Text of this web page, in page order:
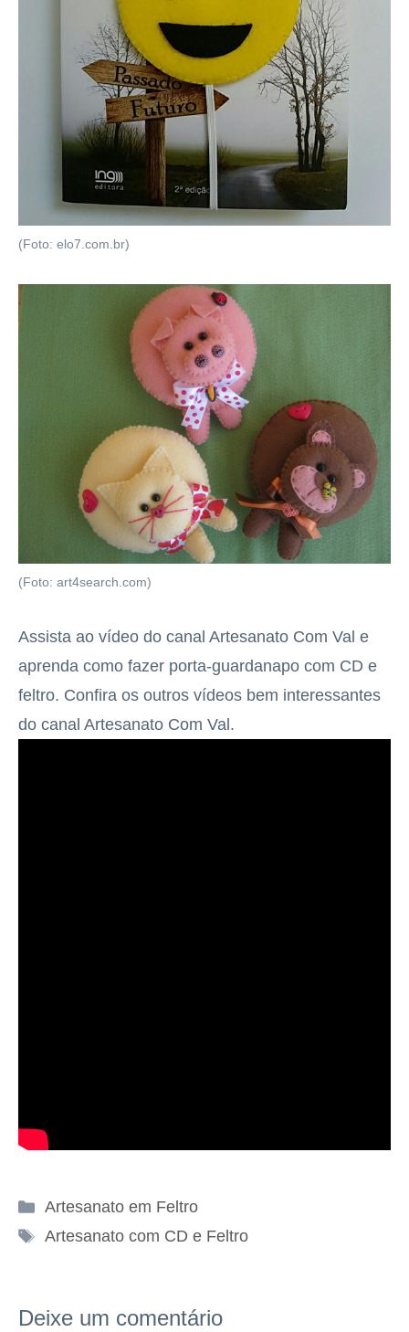
(Foto: elo7.com.br)
(Foto: art4search.com)
Assista ao vídeo do canal Artesanato Com Val e
aprenda como fazer porta-guardanapo com CD e
feltro. Confira os outros vídeos bem interessantes
do canal Artesanato Com Val.
Categorias
Artesanato em Feltro
Tags
Artesanato com CD e Feltro
Deixe um comentário